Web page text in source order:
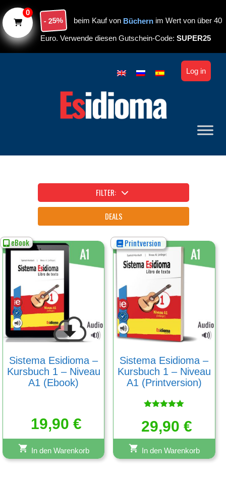
- 25% beim Kauf von Büchern im Wert von über 40
Euro. Verwende diesen Gutschein-Code: SUPER25
Log in
FILTER:
DEALS
eBook
Sistema Esidioma –
Kursbuch 1 – Niveau
A1 (Ebook)
19,90 €
In den Warenkorb
Printversion
Sistema Esidioma –
Kursbuch 1 – Niveau
A1 (Printversion)
mit
5.00
von 5
29,90 €
In den Warenkorb
0